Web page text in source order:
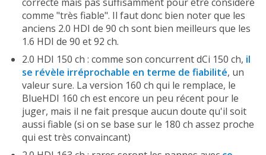
comme "très fiable". Il faut donc bien noter que les
anciens 2.0 HDI de 90 ch sont bien meilleurs que les
1.6 HDI de 90 et 92 ch.
2.0 HDI 150 ch : comme son concurrent dCi 150 ch, il
se révèle irréprochable en terme de fiabilité, un
valeur sure. La version 160 ch qui le remplace, le
BlueHDI 160 ch est encore un peu récent pour le
juger, mais il ne fait presque aucun doute qu'il soit
aussi fiable (si on se base sur le 180 ch assez proche
qui est très convaincant)